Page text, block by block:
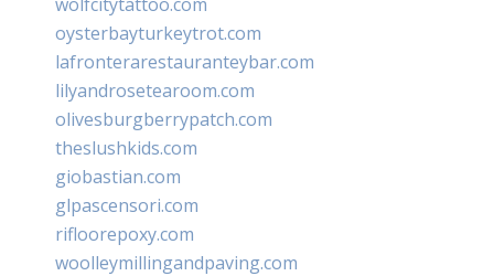
oysterbayturkeytrot.com
lafronterarestauranteybar.com
lilyandrosetearoom.com
olivesburgberrypatch.com
theslushkids.com
giobastian.com
glpascensori.com
rifloorepoxy.com
woolleymillingandpaving.com